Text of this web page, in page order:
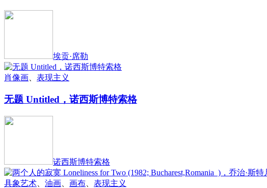
埃贡·席勒
肖像画 表现主义
无题 Untitled，诺西斯博特索格
诺西斯博特索格
具象艺术 油画 画布 表现主义